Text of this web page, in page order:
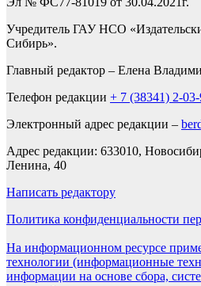
Учредитель ГАУ НСО
Сибирь».
Главный редактор – Елена
Телефон редакции + 7 (38341) 2-
Электронный адрес редакции –
Адрес редакции: 633010,
Ленина, 40
Написать редактору
Политика конфиденциальности
На информационном ресурсе
технологии (информационные
информации на основе сбора,